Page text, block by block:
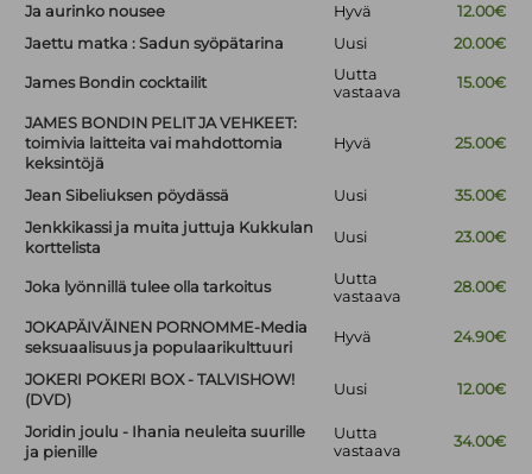
Ja aurinko nousee Hyvä
12.00€
Jaettu matka : Sadun syöpätarina
Uusi 20.00€
James Bondin cocktailit
Uutta
vastaava
15.00€
JAMES BONDIN PELIT JA VEHKEET:
toimivia laitteita vai mahdottomia
keksintöjä
Hyvä 25.00€
Jean Sibeliuksen pöydässä Uusi
35.00€
Jenkkikassi ja muita juttuja Kukkulan
korttelista
Uusi 23.00€
Joka lyönnillä tulee olla tarkoitus
Uutta
vastaava
28.00€
JOKAPÄIVÄINEN PORNOMME-Media
seksuaalisuus ja populaarikulttuuri
Hyvä 24.90€
JOKERI POKERI BOX - TALVISHOW!
(DVD)
Uusi 12.00€
Joridin joulu - Ihania neuleita suurille
ja pienille
Uutta
vastaava
34.00€